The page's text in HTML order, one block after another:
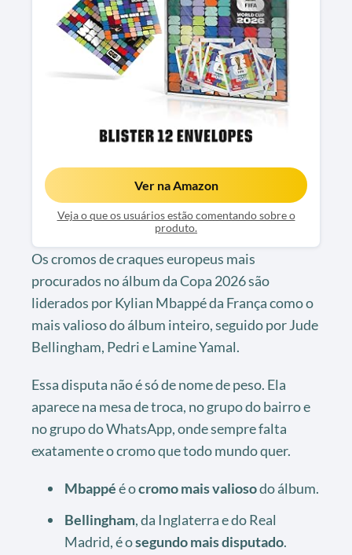
Ver na Amazon
Veja o que os usuários estão comentando sobre o
produto.
Os cromos de craques europeus mais
procurados no álbum da Copa 2026 são
liderados por Kylian Mbappé da França como o
mais valioso do álbum inteiro, seguido por Jude
Bellingham, Pedri e Lamine Yamal.
Essa disputa não é só de nome de peso. Ela
aparece na mesa de troca, no grupo do bairro e
no grupo do WhatsApp, onde sempre falta
exatamente o cromo que todo mundo quer.
Mbappéé ocromo mais valiosodo álbum.
Bellingham, da Inglaterra e do Real
Madrid, é osegundo mais disputado.